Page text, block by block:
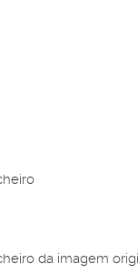
da imagem